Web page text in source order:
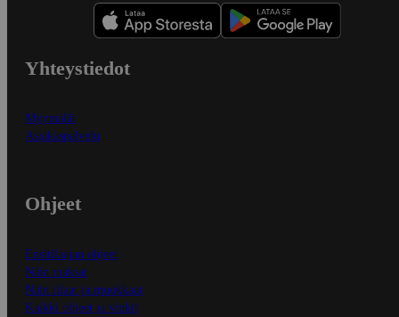
Yhteystiedot
Myymälät
Asiakaspalvelu
Ohjeet
Ensitilaajan ohjeet
Näin maksat
Näin tilaat ja muokkaat
Kaikki ohjeet ja vinkit